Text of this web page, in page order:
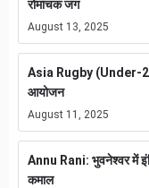
रोमांचक जंग
August 13, 2025
Asia Rugby (Under-
आयोजन
August 11, 2025
Annu Rani: भुवनेश्वर में
कमाल